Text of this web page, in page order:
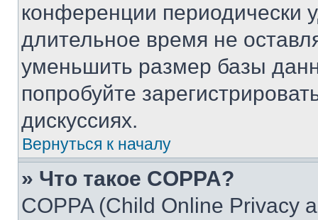
конференции периодически
длительное время не
уменьшить размер базы
попробуйте
дискуссиях.
Вернуться к началу
» Что такое COPPA?
COPPA (Child Online Privacy